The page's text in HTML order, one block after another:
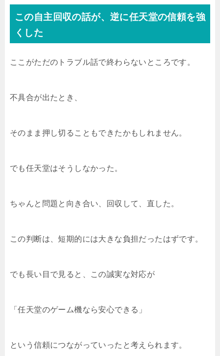
この自主回収の話が、逆に任天堂の信頼を強
くした
ここがただのトラブル話で終わらないところです。
不具合が出たとき、
そのまま押し切ることもできたかもしれません。
でも任天堂はそうしなかった。
ちゃんと問題と向き合い、回収して、直した。
この判断は、短期的には大きな負担だったはずです。
でも長い目で見ると、この誠実な対応が
「任天堂のゲーム機なら安心できる」
という信頼につながっていったと考えられます。